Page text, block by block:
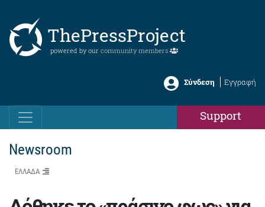
ThePressProject
powered by our community members
Σύνδεση Εγγραφή
Support
Newsroom
ΕΛΛΑΔΑ